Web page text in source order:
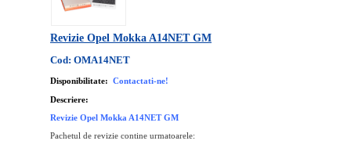
Revizie Opel Mokka A14NET GM
Cod: OMA14NET
Disponibilitate: Contactati-ne!
Descriere:
Revizie Opel Mokka A14NET GM
Pachetul de revizie contine urmatoarele: